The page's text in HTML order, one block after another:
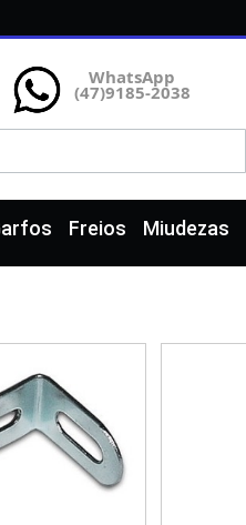
WhatsApp
(47)9185-2038
Freios Miudezas